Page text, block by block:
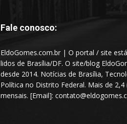
Fale conosco:
EldoGomes.com.br | O portal / site
lidos de Brasília/DF. O site/blog
desde 2014. Notícias de Brasília,
Política no Distrito Federal. Mais de
mensais. [Email]: